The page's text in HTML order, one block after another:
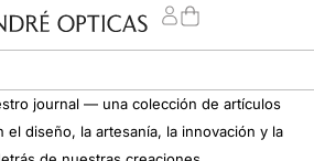
journal — una colección de artículos
el diseño, la artesanía, la innovación y la